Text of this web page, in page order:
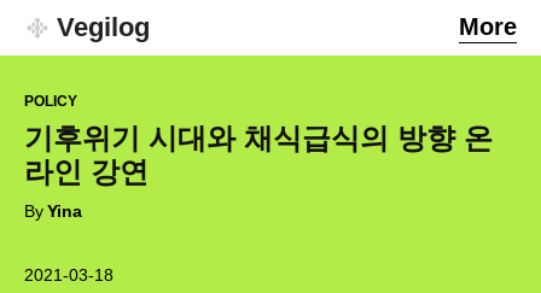
Vegilog More
2021-03-18
POLICY
기후위기 시대와 채식급식의 방향 온
라인 강연
ByYina